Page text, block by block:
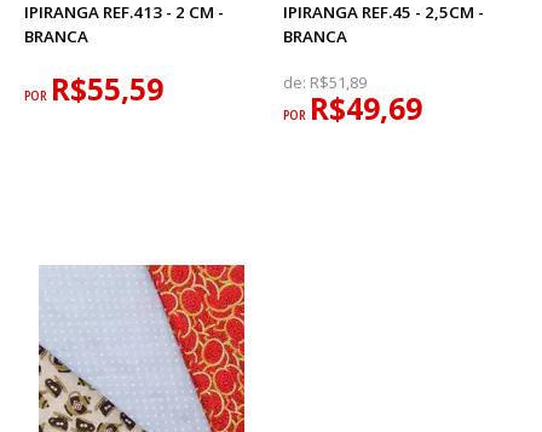
IPIRANGA REF.413 - 2 CM -
BRANCA
POR R$55,59
IPIRANGA REF.45 - 2,5CM -
BRANCA
de: R$51,89
POR R$49,69